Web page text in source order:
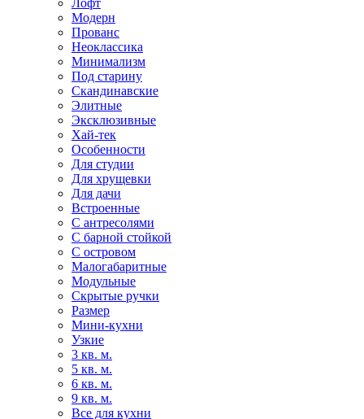
Лофт
Модерн
Прованс
Неоклассика
Минимализм
Под старину
Скандинавские
Элитные
Эксклюзивные
Хай-тек
Особенности
Для студии
Для хрущевки
Для дачи
Встроенные
С антресолями
С барной стойкой
С островом
Малогабаритные
Модульные
Скрытые ручки
Размер
Мини-кухни
Узкие
3 кв. м.
5 кв. м.
6 кв. м.
9 кв. м.
Все для кухни